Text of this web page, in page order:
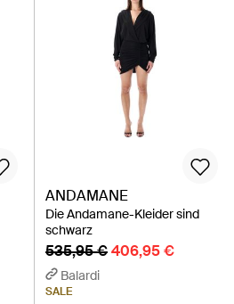
ANDAMANE
Die Andamane-Kleider sind
schwarz
535,95 €406,95 €
Balardi
SALE